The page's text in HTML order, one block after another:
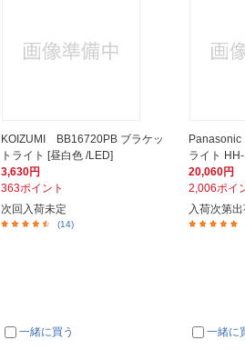
KOIZUMI BB16720PB ブラケッ
トライト [昼白色 /LED]
3,630円
363ポイント
次回入荷未定
(14)
一緒に買う
ライト
20,060円
2,006ポイ
入荷次第
一緒に